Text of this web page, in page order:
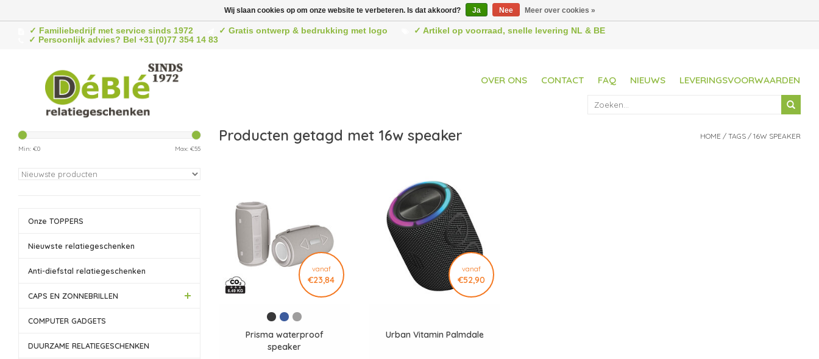
✓ Familiebedrijf met service sinds 1972 ✓ Gratis ontwerp & bedrukking met logo
✓ Artikel op voorraad, snelle levering NL & BE
✓ Persoonlijk advies? Bel +31 (0)77 354 14 83
OVER ONS CONTACT FAQ NIEUWS LEVERINGSVOORWAARDEN
Min: €0 Max: €55
Onze TOPPERS
Nieuwste relatiegeschenken
Anti-diefstal relatiegeschenken
CAPS EN ZONNEBRILLEN
COMPUTER GADGETS
DUURZAME RELATIEGESCHENKEN
Producten getagd met 16w speaker HOME / TAGS / 16W SPEAKER
vanaf
€23,84
Prisma waterproof
speaker
vanaf
€52,90
Urban Vitamin Palmdale
Wij slaan cookies op om onze website te verbeteren. Is dat akkoord? Ja Nee Meer over cookies »